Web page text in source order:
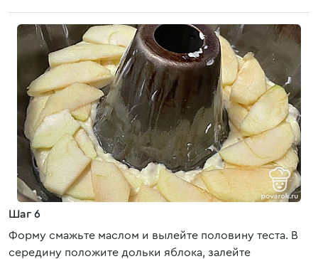
Шаг 6
Форму смажьте маслом и вылейте половину теста. В
середину положите дольки яблока, залейте